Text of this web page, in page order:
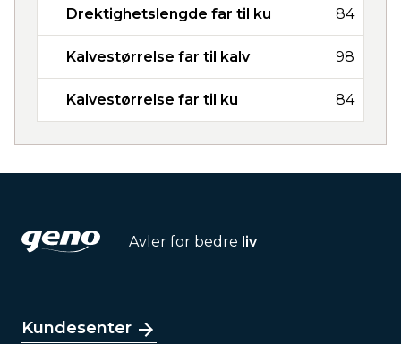
Drektighetslengde far til ku 84
Kalvestørrelse far til kalv 98
Kalvestørrelse far til ku 84
Avler for bedre liv
Kundesenter